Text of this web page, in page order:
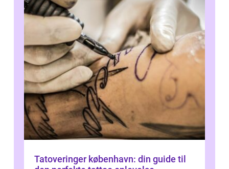
Tatoveringer københavn: din guide til